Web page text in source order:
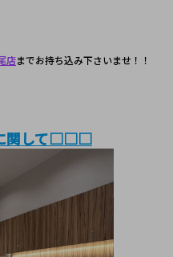
店までお持ち込み下さいませ！！
関して□□□